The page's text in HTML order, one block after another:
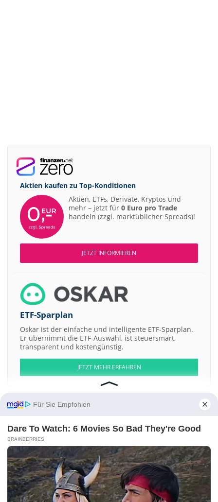
Aktien kaufen zu Top-Konditionen
Aktien, ETFs, Derivate, Kryptos und
mehr – jetzt für 0 Euro pro Trade
handeln (zzgl. marktüblicher Spreads)!
JETZT INFORMIEREN
ETF-Sparplan
Oskar ist der einfache und intelligente ETF-Sparplan.
Er übernimmt die ETF-Auswahl, ist steuersmart,
transparent und kostengünstig.
JETZT MEHR ERFAHREN
Aktien ATX DAX EuroStoxx 50 Dow Jones NASDAQ 100 Nikkei 225
S&P 500
Weitere Aktien:
Aurizon Holdings Daetwyler Platzer Fastigheter b Santam CV
Holdings
Kontakt-Impressum-Werbung-Barrierefreiheit
Sitemap-Datenschutz-Disclaimer-AGB-Privatsphäre-Einstellungen
Für Sie Empfohlen
Dare To Watch: 6 Movies So Bad They're Good
BRAINBERRIES